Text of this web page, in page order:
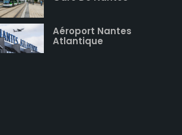
Aéroport Nantes
Atlantique